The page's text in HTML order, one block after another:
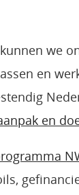
we
en
en